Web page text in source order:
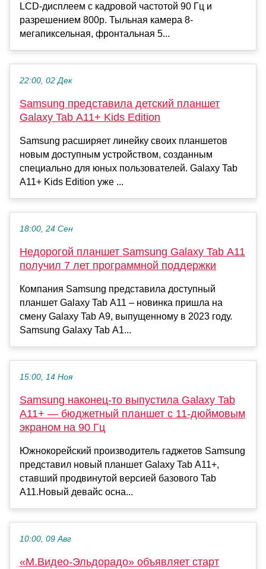
LCD-дисплеем с кадровой частотой 90 Гц и
разрешением 800p. Тыльная камера 8-
мегапиксельная, фронтальная 5...
22:00, 02 Дек
Samsung представила детский планшет
Galaxy Tab A11+ Kids Edition
Samsung расширяет линейку своих планшетов
новым доступным устройством, созданным
специально для юных пользователей. Galaxy Tab
A11+ Kids Edition уже ...
18:00, 24 Сен
Недорогой планшет Samsung Galaxy Tab A11
получил 7 лет программной поддержки
Компания Samsung представила доступный
планшет Galaxy Tab A11 – новинка пришла на
смену Galaxy Tab A9, выпущенному в 2023 году.
Samsung Galaxy Tab A1...
15:00, 14 Ноя
Samsung наконец-то выпустила Galaxy Tab
A11+ — бюджетный планшет с 11-дюймовым
экраном на 90 Гц
Южнокорейский производитель гаджетов Samsung
представил новый планшет Galaxy Tab A11+,
ставший продвинутой версией базового Tab
A11.Новый девайс осна...
10:00, 09 Авг
«М.Видео-Эльдорадо» объявляет старт